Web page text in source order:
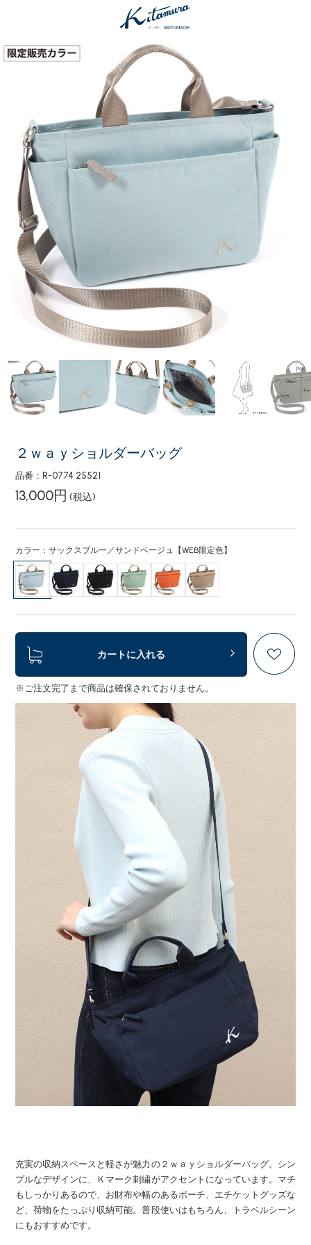
２ｗａｙショルダーバッグ
品番：R-0774 25521
13,000円 (税込)
カラー：サックスブルー／サンドベージュ【WEB限定色】
カートに入れる
※ご注文完了まで商品は確保されておりません。
充実の収納スペースと軽さが魅力の２ｗａｙショルダーバッグ。シン
プルなデザインに、Ｋマーク刺繍がアクセントになっています。マチ
もしっかりあるので、お財布や幅のあるポーチ、エチケットグッズな
ど、荷物をたっぷり収納可能。普段使いはもちろん、トラベルシーン
にもおすすめです。